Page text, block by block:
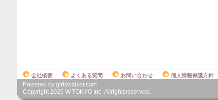
会社概要 よくある質問 お問い合わせ 個人情報保護方針
Powered by girlswalker.com
Copyright 2026 W TOKYO Inc. Allrightsreserved.